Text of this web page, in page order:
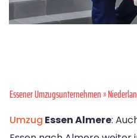
Essener Umzugsunternehmen»
Umzug Essen Almere: